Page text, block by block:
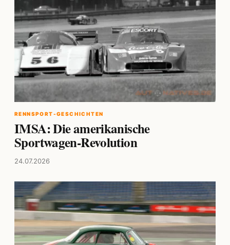
RENNSPORT-GESCHICHTEN
IMSA: Die amerikanische
Sportwagen-Revolution
24.07.2026